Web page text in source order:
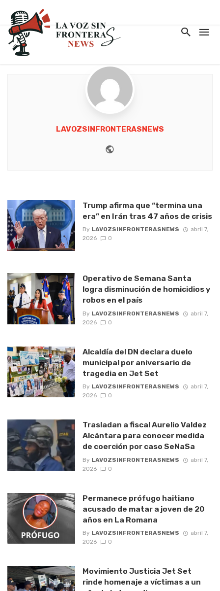
LAVOZSINFRONTERASNEWS
Trump afirma que “termina una
era” en Irán tras 47 años de crisis
By LAVOZSINFRONTERASNEWS
abril 7,
2026
0
Operativo de Semana Santa
logra disminución de homicidios y
robos en el país
By LAVOZSINFRONTERASNEWS
abril 7,
2026
0
Alcaldía del DN declara duelo
municipal por aniversario de
tragedia en Jet Set
By LAVOZSINFRONTERASNEWS
abril 7,
2026
0
Trasladan a fiscal Aurelio Valdez
Alcántara para conocer medida
de coerción por caso SeNaSa
By LAVOZSINFRONTERASNEWS
abril 7,
2026
0
Permanece prófugo haitiano
acusado de matar a joven de 20
años en La Romana
By LAVOZSINFRONTERASNEWS
abril 7,
2026
0
Movimiento Justicia Jet Set
rinde homenaje a víctimas a un